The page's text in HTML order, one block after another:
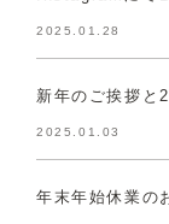
2025.01.28
新年のご挨拶と
2025.01.03
年末年始休業の